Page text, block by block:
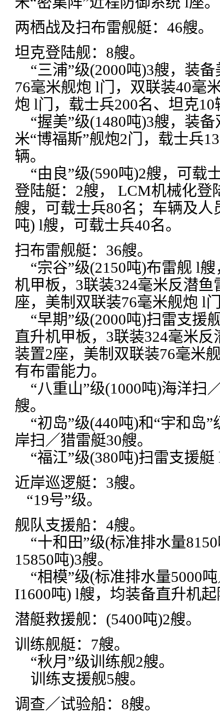
两栖战及扫布雷舰艇：46艘。
坦克登陆舰：8艘。
“三浦”级(2000吨)3艘，装备
76毫米舰炮 l门，双联装40毫
炮 l门，载士兵200名、坦克10
“握美”级(1480吨)3艘，装备
米“博福斯”舰炮2门，载士兵
辆。
“由良”级(590吨)2艘，可载
登陆艇：2艘， LCM机械化登
艘，可载士兵80名；车辆及人
吨) l艘，可载士兵40名。
扫布雷舰艇：36艘。
“宗谷”级(2150吨)布雷舰 l艘
机甲板，3联装324毫米反潜鱼
座，美制双联装76毫米舰炮 l
“早期”级(2000吨)扫雷支援
直升机甲板，3联装324毫米反
装置2座，美制双联装76毫米
有布雷能力。
“八重山”级(1000吨)海洋扫
艘。
“初岛”级(440吨)和“宇和岛”
岸扫／猎雷艇30艘。
“福江”级(380吨)扫雷支援艇
近岸巡逻艇：3艘。
“19号”级。
舰队支援船：4艘。
“十和田”级(标准排水量
15850吨)3艘。
“相模”级(标准排水量5000
I1600吨) l艘，均装备直升机
潜艇救援舰：(5400吨)2艘。
训练舰艇：7艘。
“秋月”级训练舰2艘。
训练支援舰5艘。
调查／试验船：8艘。